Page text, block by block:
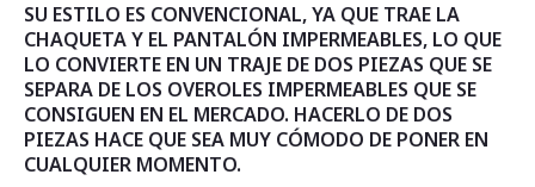
SU ESTILO ES CONVENCIONAL, YA QUE TRAE LA
CHAQUETA Y EL PANTALÓN IMPERMEABLES, LO QUE
LO CONVIERTE EN UN TRAJE DE DOS PIEZAS QUE SE
SEPARA DE LOS OVEROLES IMPERMEABLES QUE SE
CONSIGUEN EN EL MERCADO. HACERLO DE DOS
PIEZAS HACE QUE SEA MUY CÓMODO DE PONER EN
CUALQUIER MOMENTO.